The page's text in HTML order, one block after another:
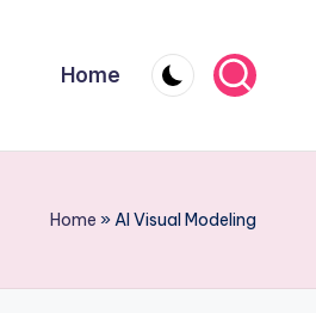
Home
Home »AI Visual Modeling